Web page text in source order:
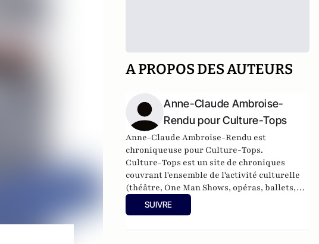
A PROPOS DES AUTEURS
Anne-Claude Ambroise-
Rendu pour Culture-Tops
Anne-Claude Ambroise-Rendu est
chroniqueuse pour Culture-Tops.
Culture-Tops est un site de chroniques
couvrant l'ensemble de l'activité culturelle
(théâtre, One Man Shows, opéras, ballets,
spectacles divers, cinéma, expos, livres,
etc.).
SUIVRE